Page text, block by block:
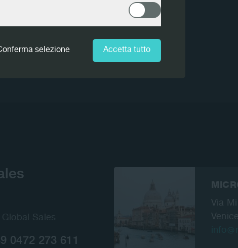
Play
Global Sales
0472 273 611
Via
selezione Accetta tutto